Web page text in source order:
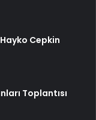
Cepkin
Toplantısı